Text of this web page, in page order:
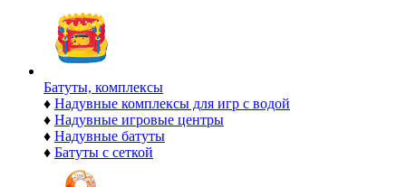
Батуты, комплексы
♦ Надувные комплексы для игр с водой
♦ Надувные игровые центры
♦ Надувные батуты
♦ Батуты с сеткой